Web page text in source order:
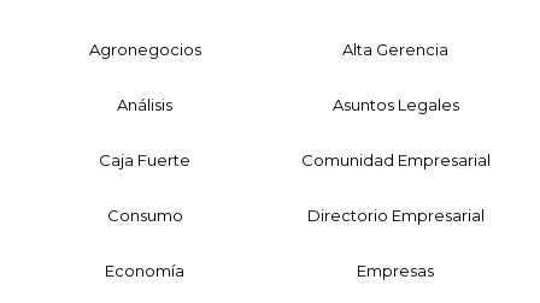
Agronegocios Alta Gerencia
Análisis Asuntos Legales
Caja Fuerte Comunidad Empresarial
Consumo Directorio Empresarial
Economía Empresas